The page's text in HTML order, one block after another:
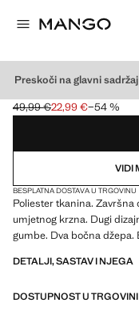
Preskoči na glavni sadržaj
KAPUT EFEKTA
Početna cijena prekrižena
49,99 €
Trenutačna cijena [22,99
22,99 €−54 %
Odaberite boju
VIDI
BESPLATNA DOSTAVA U TRGOVINU
Poliester tkanina.
umjetnog krzna. Dugi
gumbe. Dva bočna
DETALJI, SASTAV I NJEGA
DOSTUPNOST U TRGOVINI